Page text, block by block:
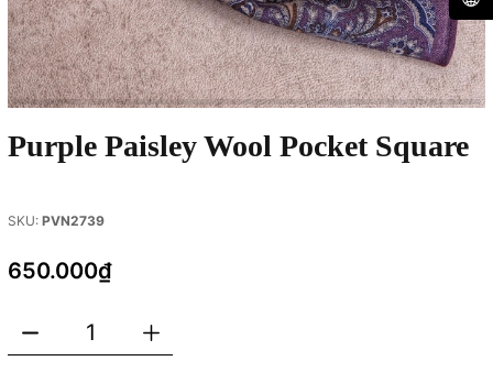
Purple Paisley Wool Pocket Square
SKU: PVN2739
650.000₫